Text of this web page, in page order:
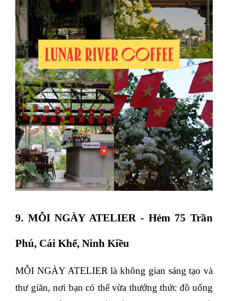
9. MỖI NGÀY ATELIER - Hẻm 75 Trần
Phú, Cái Khế, Ninh Kiều
MỖI NGÀY ATELIER là không gian sáng tạo và
thư giãn, nơi bạn có thể vừa thưởng thức đồ uống